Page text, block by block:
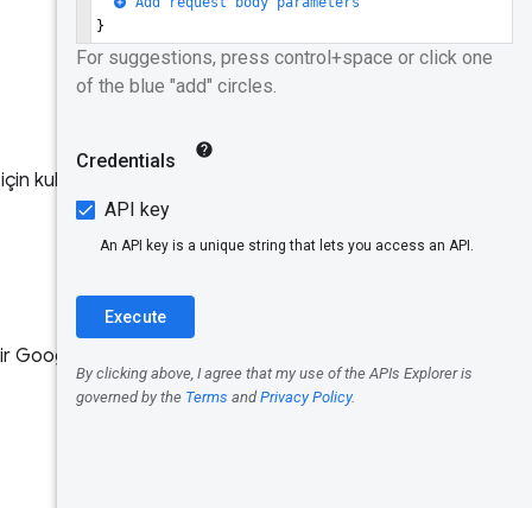
Kaydet
Toplama
kullanıcı deneyimi
Google Cloud API anahtarı